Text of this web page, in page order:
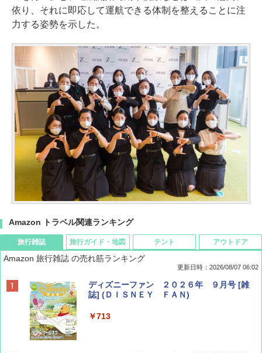
依り、それに即応して運航できる体制を整えることに注
力する姿勢を示した。
Amazon トラベル関連ランキング
旅行雑誌
Amazon 旅行雑誌 の売れ筋ランキング
更新日時：2026/08/07 06:02
ディズニーファン ２０２６年 ９月号 [雑
誌] (ＤＩＳＮＥＹ ＦＡＮ)
￥713
旅行ガイド・地図 テント アウトドア